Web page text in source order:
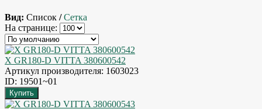
Вид: Список / Сетка
На странице:
X GR180-D VITTA 380600542
Артикул производителя: 1603023
ID: 19501~01